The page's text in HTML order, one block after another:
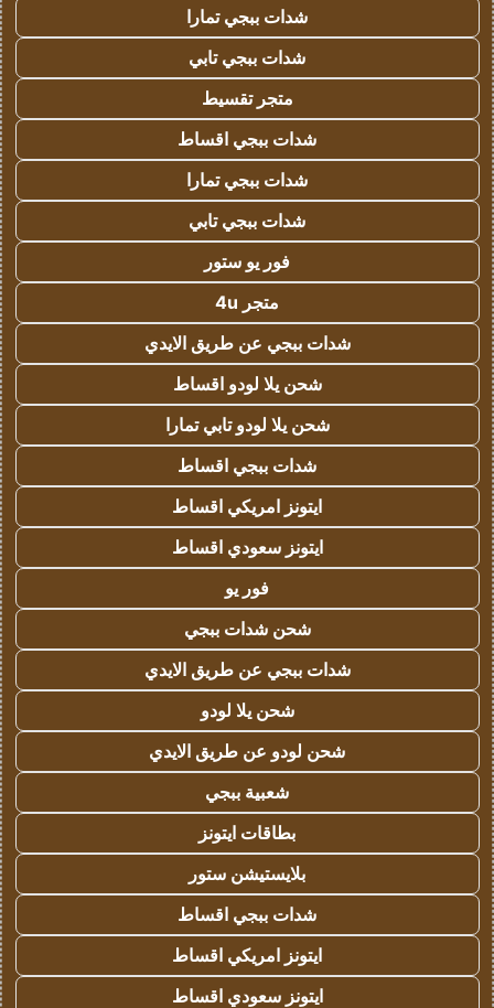
شدات ببجي تمارا
شدات ببجي تابي
متجر تقسيط
شدات ببجي اقساط
شدات ببجي تمارا
شدات ببجي تابي
فور يو ستور
متجر 4u
شدات ببجي عن طريق الايدي
شحن يلا لودو اقساط
شحن يلا لودو تابي تمارا
شدات ببجي اقساط
ايتونز امريكي اقساط
ايتونز سعودي اقساط
فور يو
شحن شدات ببجي
شدات ببجي عن طريق الايدي
شحن يلا لودو
شحن لودو عن طريق الايدي
شعبية ببجي
بطاقات ايتونز
بلايستيشن ستور
شدات ببجي اقساط
ايتونز امريكي اقساط
ايتونز سعودي اقساط